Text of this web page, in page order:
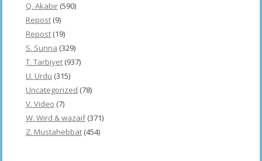
Q. Akabir (590)
Repost (9)
Repost (19)
S. Sunna (329)
T. Tarbiyet (937)
U. Urdu (315)
Uncategorized (78)
V. Video (7)
W. Wird & wazaif(371)
Z. Mustahebbat (454)